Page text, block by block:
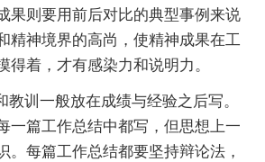
果则要用前后对比的典型事例来说
精神境界的高尚，使精神成果在工
得着，才有感染力和说明力。
教训一般放在成绩与经验之后写。
一篇工作总结中都写，但思想上一
。每篇工作总结都要坚持辩论法，